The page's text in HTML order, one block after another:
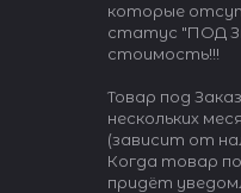
которые
статус "ПОД
стоимость!!!
Товар под
нескольких
(зависит от
Когда товар
придёт